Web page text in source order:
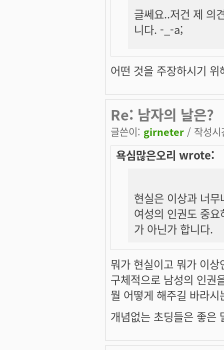
글쎄요..저건 제 의
니다. -_-a;
어떤 것을 주장하시기
Re: 남자의 날은?
글쓴이: girneter / 작성
욕심많은오리 wrote:
현실은 이상과 너
여성의 인권도 중
가 아닌가 합니다.
뭐가 현실이고 뭐가 이
구체적으로 남성의 인권
뭘 어떻게 해주길 바라시
개념없는 초딩들은 좋은